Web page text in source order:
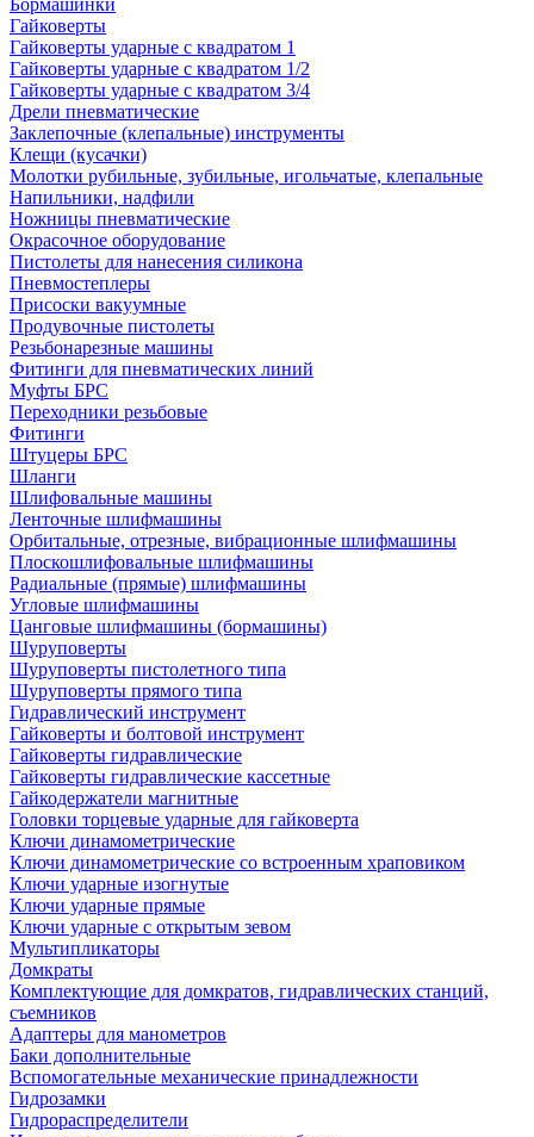
Бормашинки
Гайковерты
Гайковерты ударные с квадратом 1
Гайковерты ударные с квадратом 1/2
Гайковерты ударные с квадратом 3/4
Дрели пневматические
Заклепочные (клепальные) инструменты
Клещи (кусачки)
Молотки рубильные, зубильные, игольчатые, клепальные
Напильники, надфили
Ножницы пневматические
Окрасочное оборудование
Пистолеты для нанесения силикона
Пневмостеплеры
Присоски вакуумные
Продувочные пистолеты
Резьбонарезные машины
Фитинги для пневматических линий
Муфты БРС
Переходники резьбовые
Фитинги
Штуцеры БРС
Шланги
Шлифовальные машины
Ленточные шлифмашины
Орбитальные, отрезные, вибрационные шлифмашины
Плоскошлифовальные шлифмашины
Радиальные (прямые) шлифмашины
Угловые шлифмашины
Цанговые шлифмашины (бормашины)
Шуруповерты
Шуруповерты пистолетного типа
Шуруповерты прямого типа
Гидравлический инструмент
Гайковерты и болтовой инструмент
Гайковерты гидравлические
Гайковерты гидравлические кассетные
Гайкодержатели магнитные
Головки торцевые ударные для гайковерта
Ключи динамометрические
Ключи динамометрические со встроенным храповиком
Ключи ударные изогнутые
Ключи ударные прямые
Ключи ударные с открытым зевом
Мультипликаторы
Домкраты
Комплектующие для домкратов, гидравлических станций,
съемников
Адаптеры для манометров
Баки дополнительные
Вспомогательные механические принадлежности
Гидрозамки
Гидрораспределители